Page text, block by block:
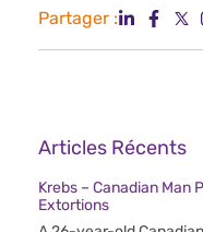
Partager :
Articles Récents
Krebs – Canadian Man
Extortions